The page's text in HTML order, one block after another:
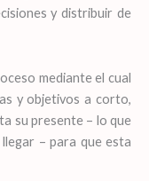
y distribuir de
mediante el cual
y objetivos a corto,
su presente – lo que
– para que esta